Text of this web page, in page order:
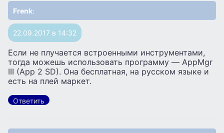
Frenk:
22.09.2017 в 14:32
Если не плучается встроенными инструментами,
тогда можешь использовать программу — AppMgr
III (App 2 SD). Она бесплатная, на русском языке и
есть на плей маркет.
Ответить